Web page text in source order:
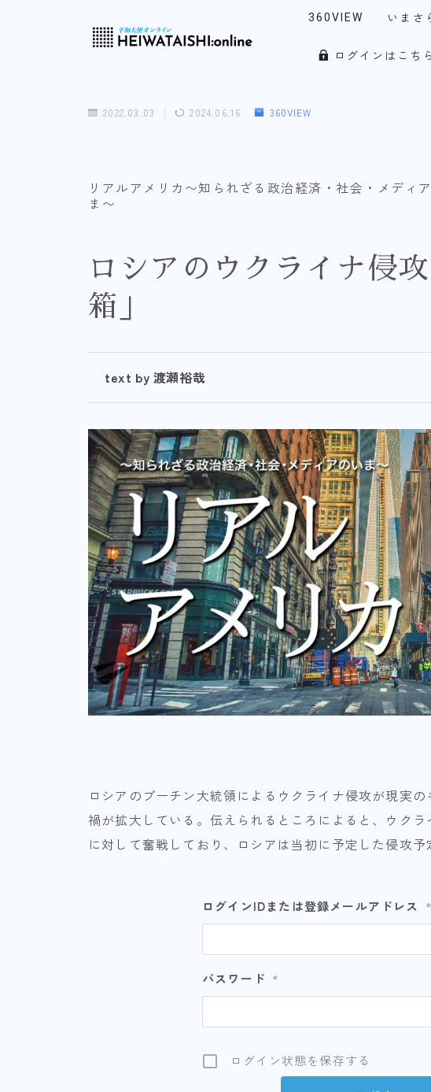
360VIEW
リアル・アメリカ
いまさ
ログインはこちら
2022.03.03 2024.06.16 360VIEW
リアルアメリカ〜知られざる政治経済・社会・メディ
ま〜
ロシアのウクライナ侵
箱」
text by 渡瀬裕哉
ロシアのプーチン大統領によるウクライナ侵攻が現実
禍が拡大している。伝えられるところによると、ウク
に対して奮戦しており、ロシアは当初に予定した侵攻予
ログインIDまたは登録メールアドレス *
パスワード *
ログイン状態を保存する